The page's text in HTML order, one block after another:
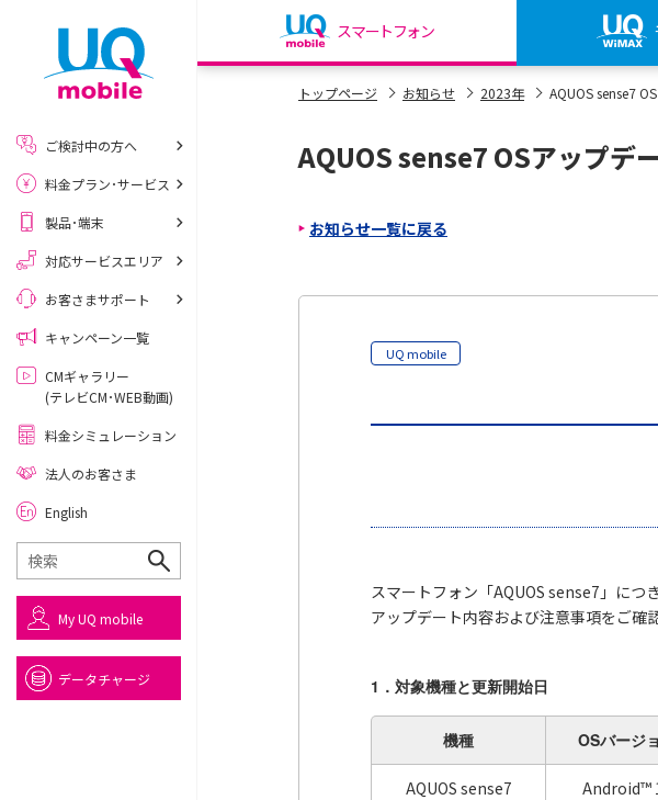
スマートフォン
my UQ WiMAX
My UQ mobile
UQ mobile
トップページ お知らせ 2023年 AQUOS sense7
AQUOS sense7 OSアップデ
お知らせ一覧に戻る
UQ mobile
スマートフォン「AQUOS sense7」につ
アップデート内容および注意事項をご確
1．対象機種と更新開始日
機種 OSバージ
AQUOS sense7 Android™
ご検討中の方へ
料金プラン･サービス
製品･端末
対応サービスエリア
お客さまサポート
キャンペーン一覧
CMギャラリー
(テレビCM･WEB動画)
料金シミュレーション
法人のお客さま
English
My UQ mobile
データチャージ